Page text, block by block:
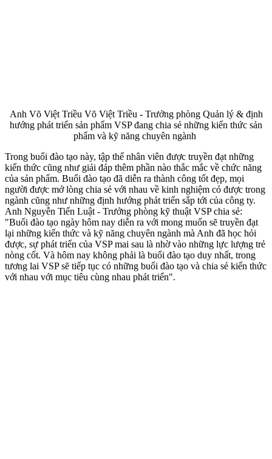
Anh Võ Việt Triều Võ Việt Triều - Trưởng phòng Quản lý & định
hướng phát triển sản phẩm VSP đang chia sẻ những kiến thức sản
phẩm và kỹ năng chuyên ngành
Trong buổi đào tạo này, tập thể nhân viên được truyền đạt những
kiến thức cũng như giải đáp thêm phần nào thắc mắc về chức năng
của sản phẩm. Buổi đào tạo đã diễn ra thành công tốt đẹp, mọi
người được mở lòng chia sẻ với nhau về kinh nghiệm có được trong
ngành cũng như những định hướng phát triển sắp tới của công ty.
Anh Nguyễn Tiến Luật - Trưởng phòng kỹ thuật VSP chia sẻ:
"Buổi đào tạo ngày hôm nay diễn ra với mong muốn sẽ truyền đạt
lại những kiến thức và kỹ năng chuyên ngành mà Anh đã học hỏi
được, sự phát triển của VSP mai sau là nhờ vào những lực lượng trẻ
nòng cốt. Và hôm nay không phải là buổi đào tạo duy nhất, trong
tương lai VSP sẽ tiếp tục có những buổi đào tạo và chia sẻ kiến thức
với nhau với mục tiêu cùng nhau phát triển".